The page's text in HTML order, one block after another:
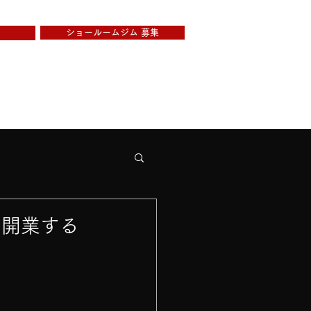
ショールームジム 募集
業する